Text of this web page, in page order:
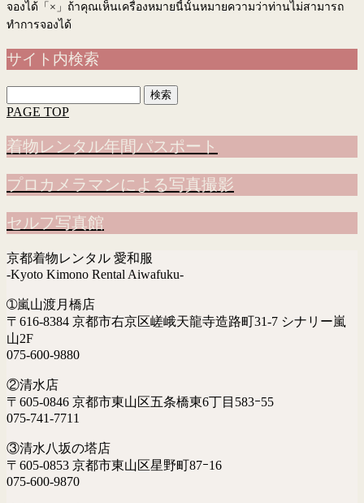
จองได้「×」ถ้าคุณเห็นเครื่องหมายนี้นั้นหมายความว่าท่านไม่สามารถ
ทำการจองได้
サイト内検索
索:
PAGE TOP
着物レンタル年間パスポート
プロカメラマンによる写真撮影
セルフ写真館
京都着物レンタル 愛和服
-Kyoto Kimono Rental Aiwafuku-
➀嵐山渡月橋店
〒616-8384 京都市右京区嵯峨天龍寺造路町31-7 シナリー嵐
山2F
075-600-9880
②清水店
〒605-0846 京都市東山区五条橋東6丁目583ｰ55
075-741-7711
③清水八坂の塔店
〒605-0853 京都市東山区星野町87ｰ16
075-600-9870